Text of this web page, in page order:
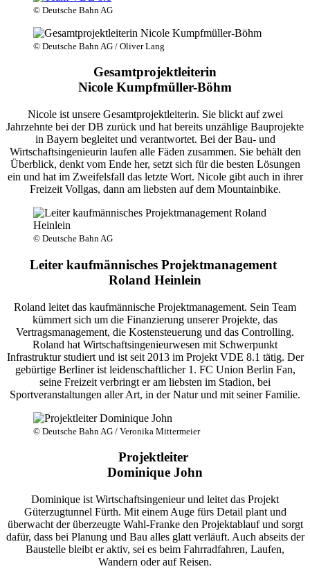
© Deutsche Bahn AG
© Deutsche Bahn AG / Oliver Lang
Gesamtprojektleiterin
Nicole Kumpfmüller-Böhm
Nicole ist unsere Gesamtprojektleiterin. Sie blickt auf zwei
Jahrzehnte bei der DB zurück und hat bereits unzählige Bauprojekte
in Bayern begleitet und verantwortet. Bei der Bau- und
Wirtschaftsingenieurin laufen alle Fäden zusammen. Sie behält den
Überblick, denkt vom Ende her, setzt sich für die besten Lösungen
ein und hat im Zweifelsfall das letzte Wort. Nicole gibt auch in ihrer
Freizeit Vollgas, dann am liebsten auf dem Mountainbike.
© Deutsche Bahn AG
Leiter kaufmännisches Projektmanagement
Roland Heinlein
Roland leitet das kaufmännische Projektmanagement. Sein Team
kümmert sich um die Finanzierung unserer Projekte, das
Vertragsmanagement, die Kostensteuerung und das Controlling.
Roland hat Wirtschaftsingenieurwesen mit Schwerpunkt
Infrastruktur studiert und ist seit 2013 im Projekt VDE 8.1 tätig. Der
gebürtige Berliner ist leidenschaftlicher 1. FC Union Berlin Fan,
seine Freizeit verbringt er am liebsten im Stadion, bei
Sportveranstaltungen aller Art, in der Natur und mit seiner Familie.
© Deutsche Bahn AG / Veronika Mittermeier
Projektleiter
Dominique John
Dominique ist Wirtschaftsingenieur und leitet das Projekt
Güterzugtunnel Fürth. Mit einem Auge fürs Detail plant und
überwacht der überzeugte Wahl-Franke den Projektablauf und sorgt
dafür, dass bei Planung und Bau alles glatt verläuft. Auch abseits der
Baustelle bleibt er aktiv, sei es beim Fahrradfahren, Laufen,
Wandern oder auf Reisen.